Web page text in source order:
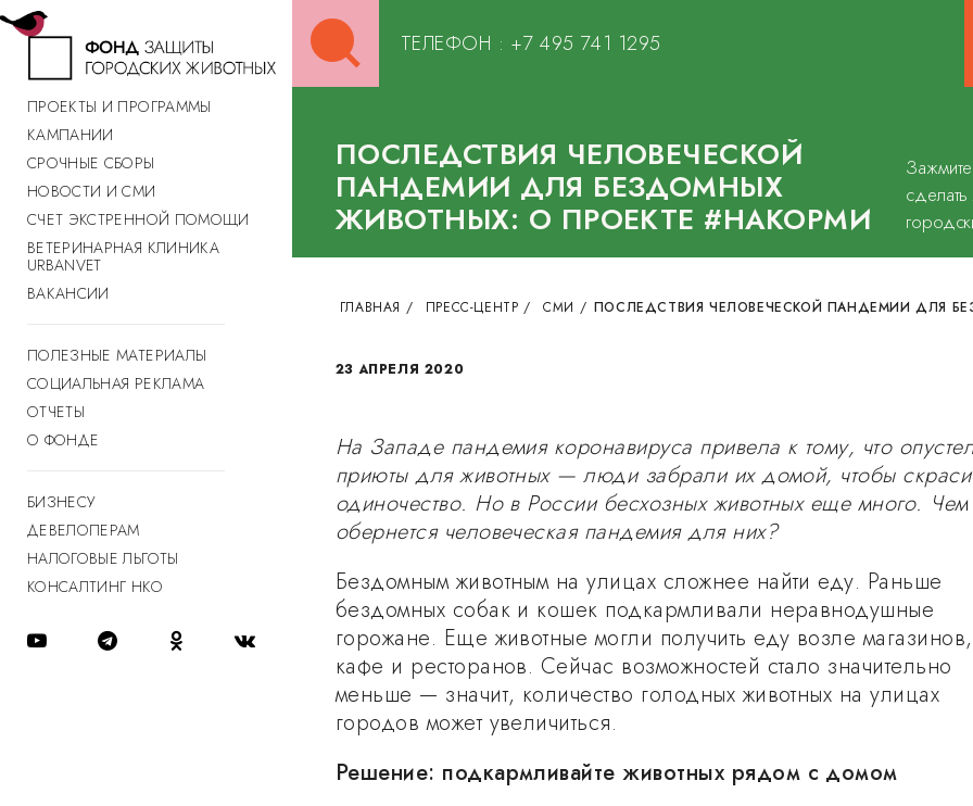
ПРОЕКТЫ И ПРОГРАММЫ
КАМПАНИИ
СРОЧНЫЕ СБОРЫ
НОВОСТИ И СМИ
СЧЕТ ЭКСТРЕННОЙ ПОМОЩИ
ВЕТЕРИНАРНАЯ КЛИНИКА
URBANVET
ВАКАНСИИ
ПОЛЕЗНЫЕ МАТЕРИАЛЫ
СОЦИАЛЬНАЯ РЕКЛАМА
ОТЧЕТЫ
О ФОНДЕ
БИЗНЕСУ
ДЕВЕЛОПЕРАМ
НАЛОГОВЫЕ ЛЬГОТЫ
КОНСАЛТИНГ НКО
for:
ТЕЛЕФОН : +7 495 741 1295
ПОСЛЕДСТВИЯ ЧЕЛОВЕЧЕСКОЙ
ПАНДЕМИИ ДЛЯ БЕЗДОМНЫХ
ЖИВОТНЫХ: О ПРОЕКТЕ #НАКОРМИ
ГЛАВНАЯ / ПРЕСС-ЦЕНТР / СМИ / ПОСЛЕДСТВИЯ ЧЕЛОВЕЧЕСКОЙ ПАНДЕМИИ ДЛЯ
23 АПРЕЛЯ 2020
На Западе пандемия коронавируса привела к тому, что
приюты для животных — люди забрали их домой, чтобы
одиночество. Но в России бесхозных животных еще много. Чем
обернется человеческая пандемия для них?
Бездомным животным на улицах сложнее найти еду. Раньше
бездомных собак и кошек подкармливали неравнодушные
горожане. Еще животные могли получить еду возле магазинов,
кафе и ресторанов. Сейчас возможностей стало значительно
меньше — значит, количество голодных животных на улицах
городов может увеличиться.
Решение: подкармливайте животных рядом с домом